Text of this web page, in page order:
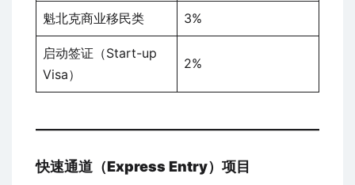
魁北克商业移民类 3%
启动签证（Start-up
Visa）
2%
快速通道（Express Entry）项目